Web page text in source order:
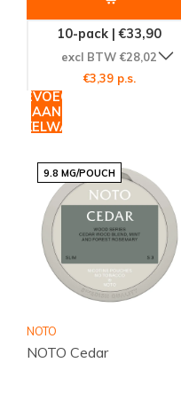
10-pack | €33,90
excl BTW €28,02
€3,39 p.s.
TOEVOEGEN
AAN
9.8 MG/POUCH
NOTO
NOTO Cedar